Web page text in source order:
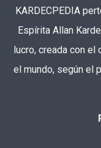
KARDECPEDIA
Espírita Allan
lucro, creada con
el mundo, según el